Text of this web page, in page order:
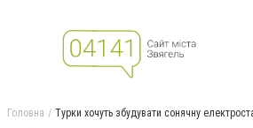
Головна Турки хочуть збудувати сонячну